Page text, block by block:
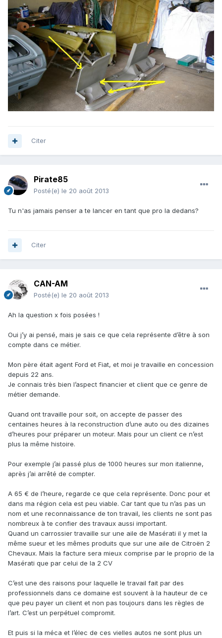
Citer
Pirate85
Posté(e) le 20 août 2013
Tu n'as jamais penser a te lancer en tant que pro la dedans?
Citer
CAN-AM
Posté(e) le 20 août 2013
Ah la question x fois posées !
Oui j’y ai pensé, mais je sais ce que cela représente d’être à son
compte dans ce métier.
Mon père était agent Ford et Fiat, et moi je travaille en concession
depuis 22 ans.
Je connais très bien l’aspect financier et client que ce genre de
métier demande.
Quand ont travaille pour soit, on accepte de passer des
centaines heures à la reconstruction d’une auto ou des dizaines
d’heures pour préparer un moteur. Mais pour un client ce n’est
plus la même histoire.
Pour exemple j’ai passé plus de 1000 heures sur mon italienne,
après j’ai arrêté de compter.
A 65 € de l’heure, regarde ce que cela représente. Donc pour et
dans ma région cela est peu viable. Car tant que tu n’as pas un
nom et une reconnaissance de ton travail, les clients ne sont pas
nombreux à te confier des travaux aussi important.
Quand un carrossier travaille sur une aile de Masérati il y met la
même sueur et les mêmes produits que sur une aile de Citroën 2
Chevaux. Mais la facture sera mieux comprise par le proprio de la
Masérati que par celui de la 2 CV
C’est une des raisons pour laquelle le travail fait par des
professionnels dans ce domaine est souvent à la hauteur de ce
que peu payer un client et non pas toujours dans les règles de
l’art. C’est un perpétuel compromit.
Et puis si la méca et l’élec de ces vielles autos ne sont plus un